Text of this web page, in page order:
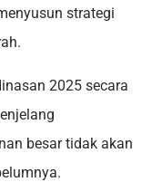
strategi
2025 secara
besar tidak akan